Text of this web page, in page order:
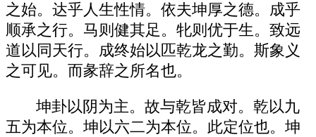
之始。达乎人生性情。依夫坤厚之德。成乎
顺承之行。马则健其足。牝则优于生。致远
道以同天行。成终始以匹乾龙之勤。斯象义
之可见。而彖辞之所名也。
坤卦以阴为主。故与乾皆成对。乾以九
五为本位。坤以六二为本位。此定位也。坤